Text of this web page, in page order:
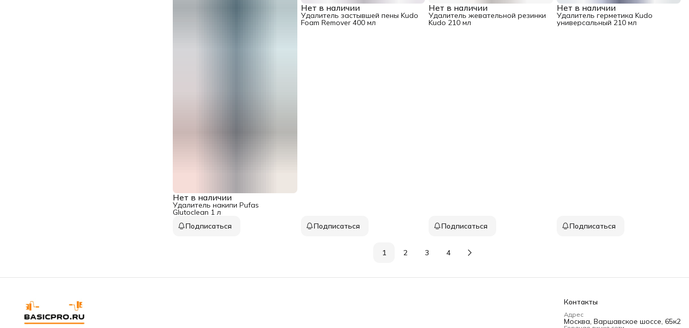
Нет в наличии
Удалитель накипи Pufas
Glutoclean 1 л
Подписаться
Нет в наличии
Удалитель застывшей пены Kudo
Foam Remover 400 мл
Подписаться
Нет в наличии
Удалитель жевательной резинки
Kudo 210 мл
Подписаться
Нет в наличии
Удалитель герметика Kudo
универсальный 210 мл
Подписаться
1 2 3 4
Контакты
Адрес
Москва, Варшавское шоссе, 65к2